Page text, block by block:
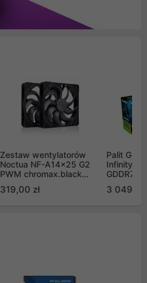
Zestaw wentylatorów
Noctua NF-A14x25 G2
PWM chromax.black
Push Pull (2szt)
319,00 zł
Palit
Infinity 3
GDDR7
GB2050S)
3 049,00